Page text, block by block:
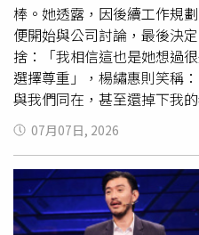
二代，小S不免關心 Elly 是
確實會自我懷疑、擔心自己
現在已經調整好心態。小S
言？」沒想到 Elly 竟自爆非
也不放過！ 派翠克驚訝追問
淡定回應：「還好，我只是
說得對、可以改進的地方，
環節」，派翠克貼心準備耳
無壓力地吐露心聲。Elly 反
很嚴，所以她常私下拜託媽
說是去朋友家。當小S摘下耳
棒。她透露，因後續工作規
便開始與公司討論，最後決
捨：「我相信這也是她想過
選擇尊重」，楊繡惠則笑稱
與我們同在，甚至還掉下我
感性表示：「這節目讓我離
牧，看到每個家庭的辛苦，
暖的人。」阿翔雖然不捨，
許，還是可能在節目看到我
好，節目隨時在，隨時可以
「我回來是從基層開始嗎？
07月07日, 2026